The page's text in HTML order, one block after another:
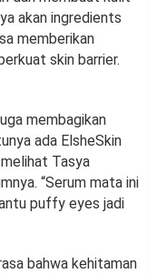
akan ingredients
memberikan
skin barrier.
membagikan
ada ElsheSkin
Tasya
“Serum mata ini
puffy eyes jadi
bahwa kehitaman